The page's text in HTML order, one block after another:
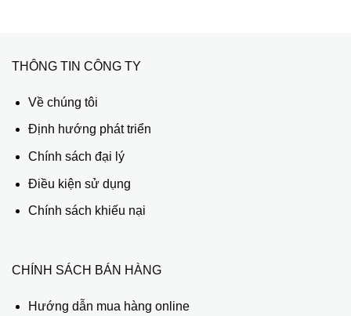
THÔNG TIN CÔNG TY
Về chúng tôi
Định hướng phát triển
Chính sách đại lý
Điều kiện sử dụng
Chính sách khiếu nại
CHÍNH SÁCH BÁN HÀNG
Hướng dẫn mua hàng online